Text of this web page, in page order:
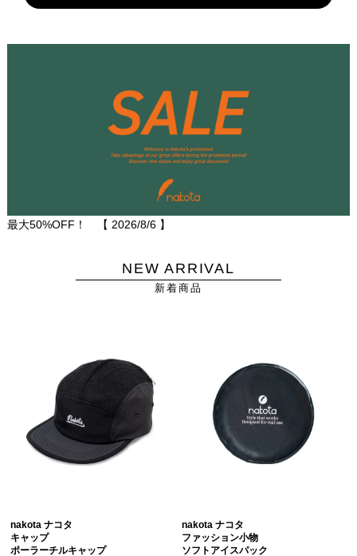
最大50%OFF！ 【 2026/8/6】
NEW ARRIVAL
新着商品
nakota ナコタ
キャップ
ポーラーチルキャップ
nakota ナコタ
ファッション小物
ソフトアイスパック